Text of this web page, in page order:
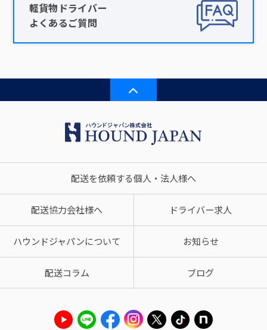
軽貨物ドライバー
よくあるご質問
配送を依頼する個人・法人様へ
配送協力会社様へ ドライバー求人
ハウンドジャパンについて お知らせ
配送コラム ブログ